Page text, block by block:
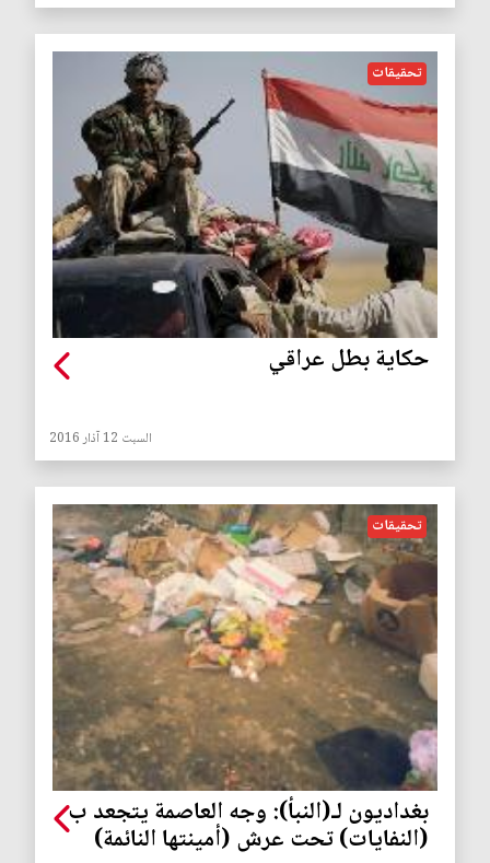
تحقيقات
حكاية بطل عراقي
السبت 12 آذار 2016
تحقيقات
بغداديون لـ(النبأ): وجه العاصمة يتجعد ب
(النفايات) تحت عرش (أمينتها النائمة)